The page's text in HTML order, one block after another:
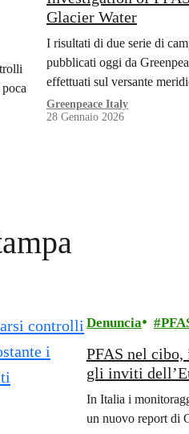
Glacier Water
I risultati di due serie di
pubblicati oggi da
effettuati sul versante
Monte Rosa (Valle
significativa contaminazione
Greenpeace Italy
28 Gennaio 2026
Denuncia
PFAS nel
gli inviti
In Italia i
un nuovo report di